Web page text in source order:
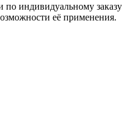
индивидуальному заказу
её применения.